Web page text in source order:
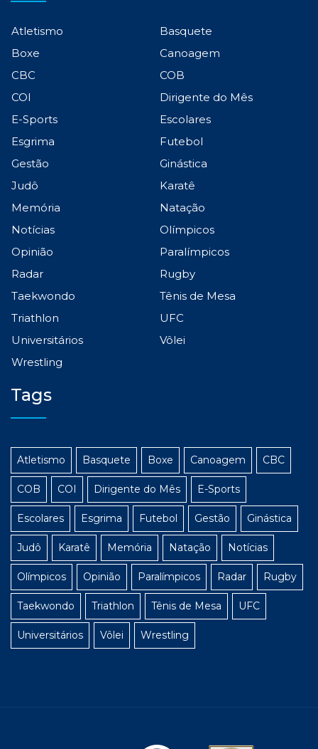
Atletismo
Basquete
Boxe
Canoagem
CBC
COB
COI
Dirigente do Mês
E-Sports
Escolares
Esgrima
Futebol
Gestão
Ginástica
Judô
Karatê
Memória
Natação
Notícias
Olímpicos
Opinião
Paralímpicos
Radar
Rugby
Taekwondo
Tênis de Mesa
Triathlon
UFC
Universitários
Vôlei
Wrestling
Tags
Atletismo Basquete Boxe Canoagem CBC
COB COI Dirigente do Mês E-Sports
Escolares Esgrima Futebol Gestão Ginástica
Judô Karatê Memória Natação Notícias
Olímpicos Opinião Paralímpicos Radar Rugby
Taekwondo Triathlon Tênis de Mesa UFC
Universitários Vôlei Wrestling